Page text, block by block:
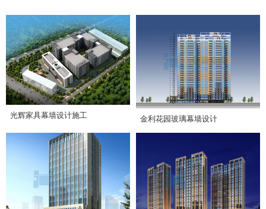
光辉家具幕墙设计施工 金利花园玻璃幕墙设计